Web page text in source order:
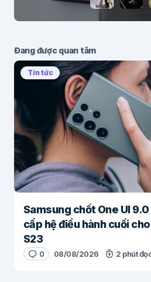
Đang được quan tâm
Tin tức
Samsung chốt One UI
cấp hệ điều hành cuối
S23
0 08/08/2026 2 phút